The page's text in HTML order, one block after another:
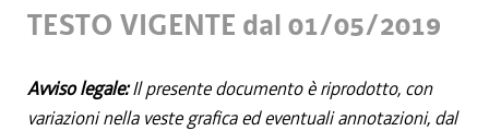
TESTO VIGENTE dal 01/05/2019
Avviso legale:Il presente documento è riprodotto, con
variazioni nella veste grafica ed eventuali annotazioni, dal